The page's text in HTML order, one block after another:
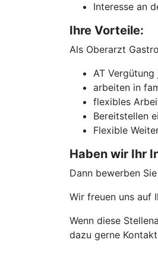
Interesse an
Ihre Vorteile:
Als Oberarzt
AT
arbeiten in
flexibles
Bereitstellen
Flexible
Haben wir Ihr
Dann bewerben
Wir freuen uns auf
Wenn diese
dazu gerne